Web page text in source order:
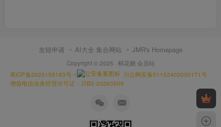
友链申请 AI大全 集合网站 JMR's Homepage
Copyright © 2025 · 棉花糖 会员站
蜀ICP备2025159183号-1
川公网安备51152402000171号
增值电信业务经营许可证：川B2-20260508